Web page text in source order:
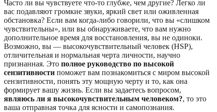
Часто ли вы чувствуете что-то глубже, чем другие? Легко ли
вас подавляют громкие звуки, яркий свет или оживленная
обстановка? Если вам когда-либо говорили, что вы «слишком
чувствительны», или вы обнаруживаете, что вам нужно
дополнительное время для восстановления, вы не одиноки.
Возможно, вы — высокочувствительный человек (HSP),
отличительная и нормальная черта личности, научно
признанная. Это полное руководство по высокой
сензитивности поможет вам познакомиться с миром высокой
сензитивности, понять эту мощную черту и то, как она
формирует вашу жизнь. Если вы задаетесь вопросом,
являюсь ли я высокочувствительным человеком?, то это
ваша отправная точка для ясности и самопознания.